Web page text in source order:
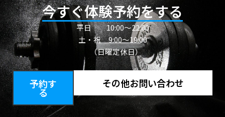
今すぐ体験予約をする
平日10:00〜22:00
土・祝 9:00～19:00
（日曜定休日）
予約す
る
その他お問い合わせ